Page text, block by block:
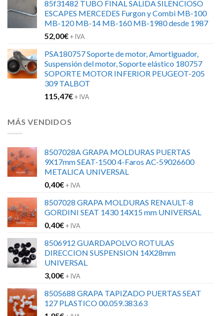
85f31482 TUBO FINAL SALIDA SILENCIOSO
ESCAPES MERCEDES Furgon y Combi MB-100
MB-120 MB-14 MB-160 MB-1980 desde 1987
52,00€+ IVA
PSA180757 Soporte de motor, Amortiguador,
Suspensión del motor, Soporte elástico 180757
SOPORTE MOTOR INFERIOR PEUGEOT-205
309 TALBOT
115,47€+ IVA
MÁS VENDIDOS
8507028A GRAPA MOLDURAS PUERTAS
9X17mm SEAT-1500 4-Faros AC-59026600
METALICA UNIVERSAL
0,40€+ IVA
8507028 GRAPA MOLDURAS RENAULT-8
GORDINI SEAT 1430 14X15 mm UNIVERSAL
0,40€+ IVA
8506912 GUARDAPOLVO ROTULAS
DIRECCION SUSPENSION 14X28mm
UNIVERSAL
3,00€+ IVA
8505688 GRAPA TAPIZADO PUERTAS SEAT
127 PLASTICO 00.059.383.63